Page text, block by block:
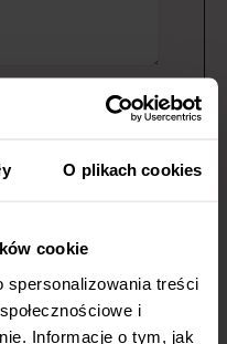
O plikach cookies
cookie
treści
i
Informacje o tym, jak
prywatności i
mailowo - do
może zostać